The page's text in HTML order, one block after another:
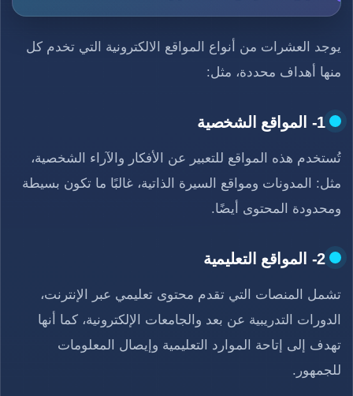
يوجد العشرات من أنواع المواقع الالكترونية التي تخدم كل
منها أهداف محددة، مثل:
1- المواقع الشخصية
تُستخدم هذه المواقع للتعبير عن الأفكار والآراء الشخصية،
مثل: المدونات ومواقع السيرة الذاتية، غالبًا ما تكون بسيطة
ومحدودة المحتوى أيضًا.
2- المواقع التعليمية
تشمل المنصات التي تقدم محتوى تعليمي عبر الإنترنت،
الدورات التدريبية عن بعد والجامعات الإلكترونية، كما أنها
تهدف إلى إتاحة الموارد التعليمية وإيصال المعلومات
للجمهور.